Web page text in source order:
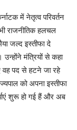
में नेतृत्व परिवर्तन
राजनीतिक हलचल
जल्द इस्तीफा दे
मंत्रियों से कहा
वह पद से हटने जा रहे
को अपना इस्तीफा
शुरू हो गई हैं और अब